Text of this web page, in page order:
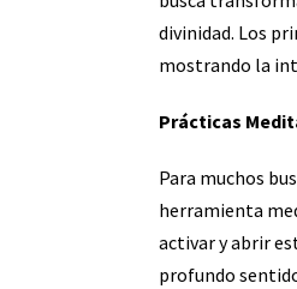
divinidad. Los
mostrando la
Prácticas
Para muchos
herramienta
activar y abrir
profundo